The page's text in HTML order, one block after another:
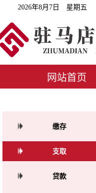
2026年8月7日 星期五
网站首页
缴存
支取
贷款